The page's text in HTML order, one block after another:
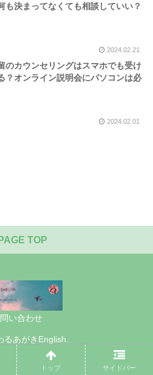
も決まってなくても相談していい？
2024.02.21
のカウンセリングはスマホでも受け
？オンライン説明会にパソコンは必
2024.02.01
PAGE TOP
い合わせ
るあがきEnglish.
トップ サイドバー